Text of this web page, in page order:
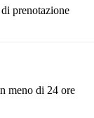
prenotazione
meno di 24 ore